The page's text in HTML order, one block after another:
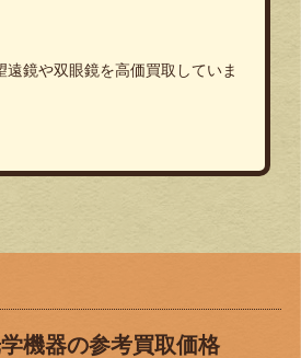
遠鏡や双眼鏡を高価買取していま
機器の参考買取価格